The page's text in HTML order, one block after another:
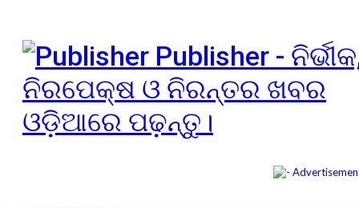
Publisher -
ନିରପେକ୍ଷ ଓ ନିରନ୍ତର ଖବର
ଓଡ଼ିଆରେ ପଢ଼ନ୍ତୁ।